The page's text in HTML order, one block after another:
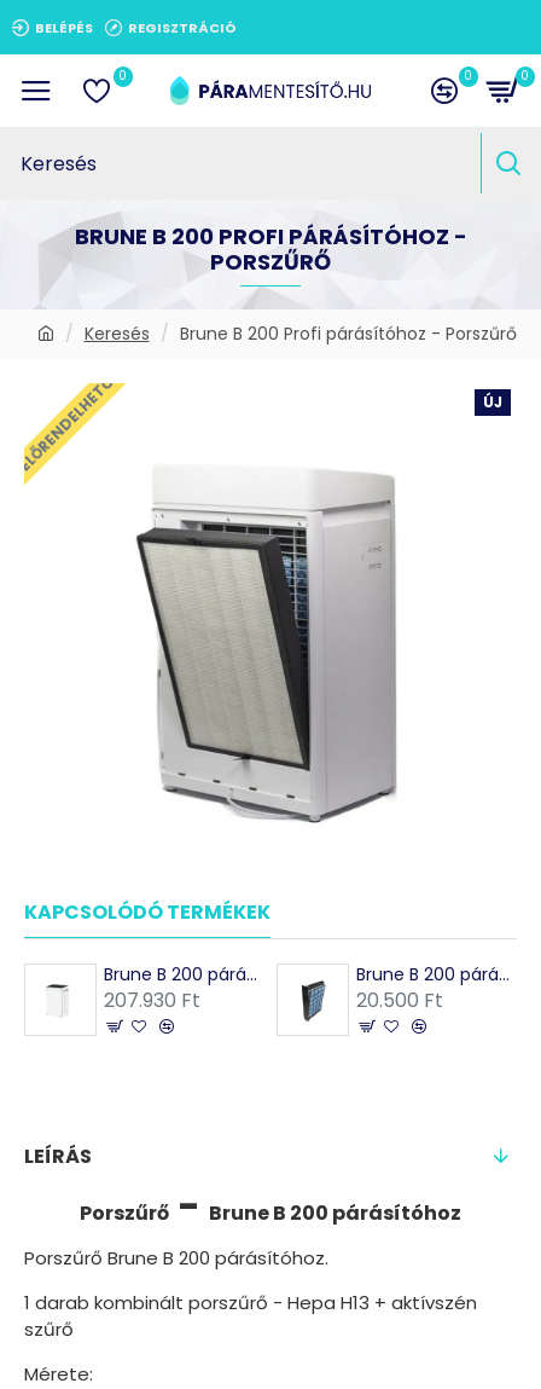
BELÉPÉS REGISZTRÁCIÓ
0 0 0
Keresés Brune B 200 Profi párásítóhoz - Porszűrő
BRUNE B 200 PROFI PÁRÁSÍTÓHOZ -
PORSZŰRŐ
ÚJ
ELŐRENDELHETŐ
KAPCSOLÓDÓ TERMÉKEK
Brune B 200 párásító és légtisztító
207.930 Ft
Brune B 200 párásítóhoz - párologtató szűrő
20.500 Ft
LEÍRÁS
Porszűrő - Brune B 200 párásítóhoz
Porszűrő Brune B 200 párásítóhoz.
1 darab kombinált porszűrő - Hepa H13 + aktívszén
szűrő
Mérete: